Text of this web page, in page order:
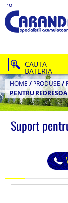
ro
CAUTA
BATERIA
HOME / PRODUSE/
PENTRU
Suport